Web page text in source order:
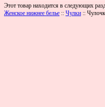
Этот товар находится в следующих
Женское нижнее белье :: Чулки ::